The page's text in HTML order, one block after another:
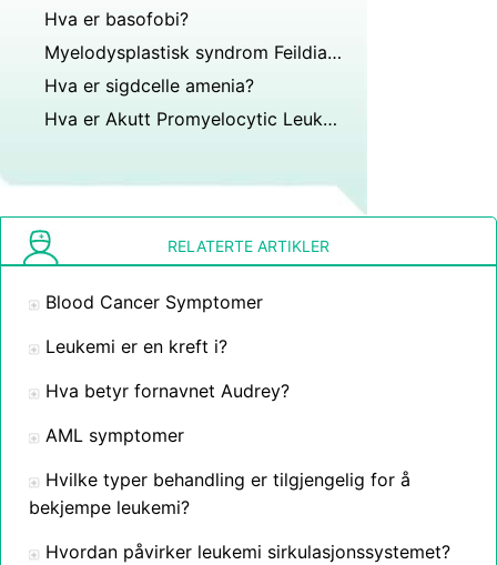
Hva er basofobi?
Myelodysplastisk syndrom Feildiagnostisering
Hva er sigdcelle amenia?
Hva er Akutt Promyelocytic Leukemi
RELATERTE ARTIKLER
Blood Cancer Symptomer
Leukemi er en kreft i?
Hva betyr fornavnet Audrey?
AML symptomer
Hvilke typer behandling er tilgjengelig for å
bekjempe leukemi?
Hvordan påvirker leukemi sirkulasjonssystemet?